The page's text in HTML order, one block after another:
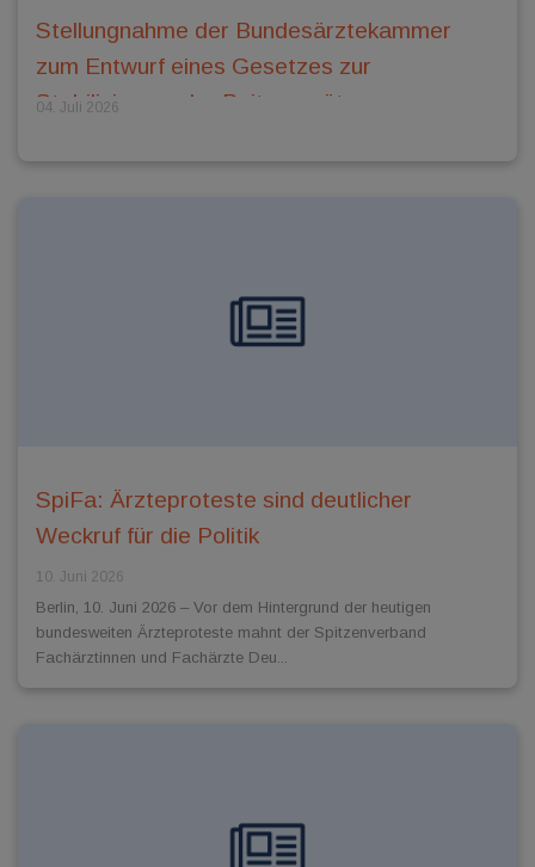
Stellungnahme der Bundesärztekammer
zum Entwurf eines Gesetzes zur
Stabilisierung der Beitragssätze vom
04. Juli 2026
SpiFa: Ärzteproteste sind deutlicher
Weckruf für die Politik
10. Juni 2026
Berlin, 10. Juni 2026 – Vor dem Hintergrund der heutigen
bundesweiten Ärzteproteste mahnt der Spitzenverband
Fachärztinnen und Fachärzte Deu...